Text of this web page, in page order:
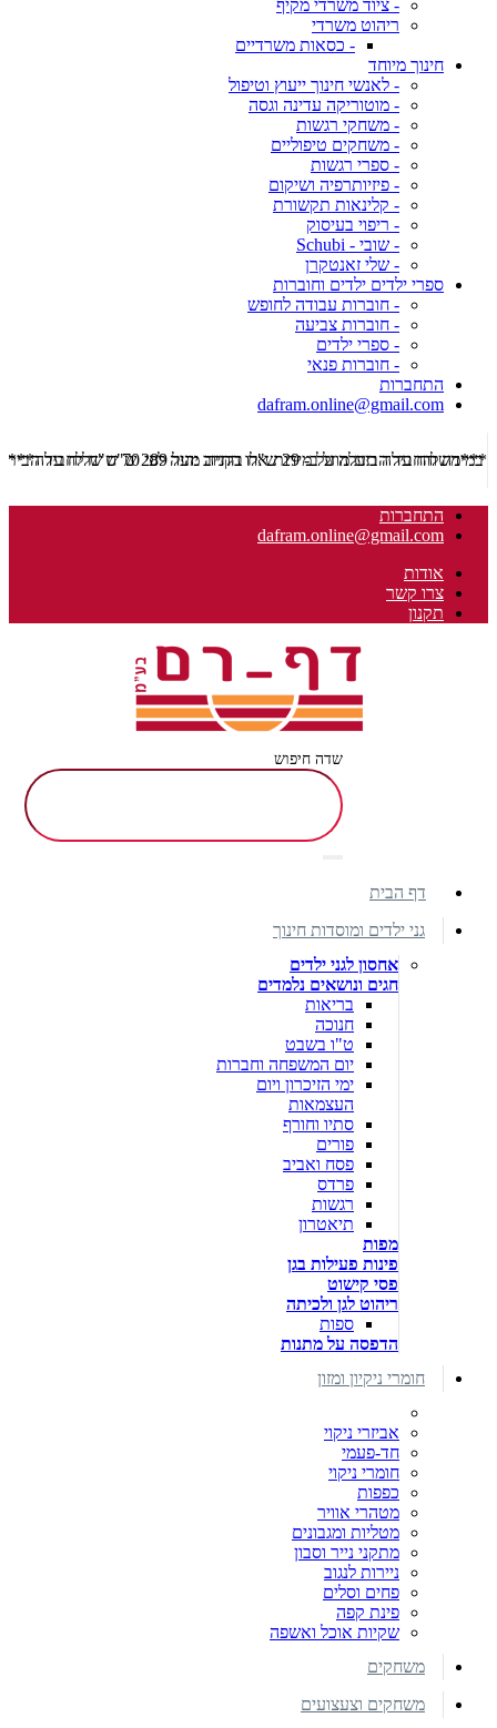
- ציוד משרדי מקיף
ריהוט משרדי
- כסאות משרדיים
חינוך מיוחד
- לאנשי חינוך ייעוץ וטיפול
- מוטוריקה עדינה וגסה
- משחקי רגשות
- משחקים טיפוליים
- ספרי רגשות
- פיזיותרפיה ושיקום
- קלינאות תקשורת
- ריפוי בעיסוק
- שובי - Schubi
- שלי זאנטקרן
ספרי ילדים ילדים וחוברות
- חוברות עבודה לחופש
- חוברות צביעה
- ספרי ילדים
- חוברות פנאי
התחברות
dafram.online@gmail.com
***משלוח עד הבית מוזל ב- 29 ש"ח בקניה מעל 289 ש"ח שליח עד הבית ***
התחברות
dafram.online@gmail.com
אודות
צרו קשר
תקנון
שדה חיפוש
דף הבית
גני ילדים ומוסדות חינוך
אחסון לגני ילדים
חגים ונושאים נלמדים
בריאות
חנוכה
ט"ו בשבט
יום המשפחה וחברות
ימי הזיכרון ויום
העצמאות
סתיו וחורף
פורים
פסח ואביב
פרדס
רגשות
תיאטרון
מפות
פינות פעילות בגן
פסי קישוט
ריהוט לגן ולכיתה
ספות
הדפסה על מתנות
חומרי ניקיון ומזון
אביזרי ניקוי
חד-פעמי
חומרי ניקוי
כפפות
מטהרי אוויר
מטליות ומגבונים
מתקני נייר וסבון
ניירות לנגוב
פחים וסלים
פינת קפה
שקיות אוכל ואשפה
משחקים
משחקים וצעצועים